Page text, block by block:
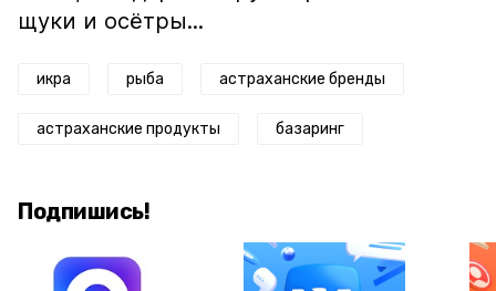
щуки и осётры...
икра рыба астраханские бренды
астраханские продукты базаринг
Подпишись!